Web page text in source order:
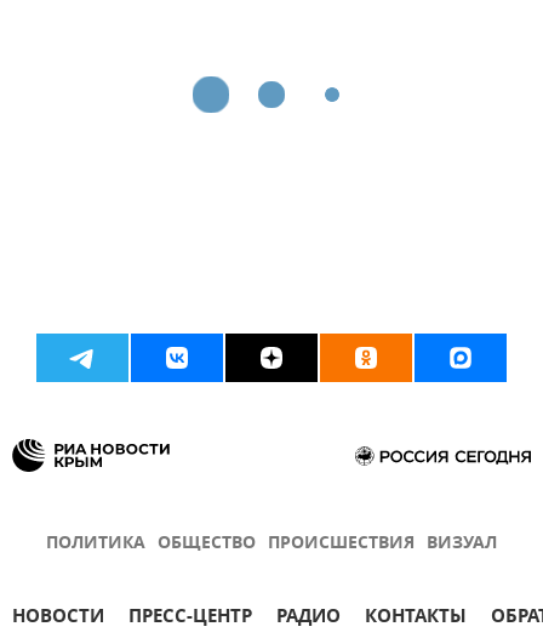
ПОЛИТИКА ОБЩЕСТВО ПРОИСШЕСТВИЯ ВИЗУАЛ
НОВОСТИ ПРЕСС-ЦЕНТР РАДИО КОНТАКТЫ